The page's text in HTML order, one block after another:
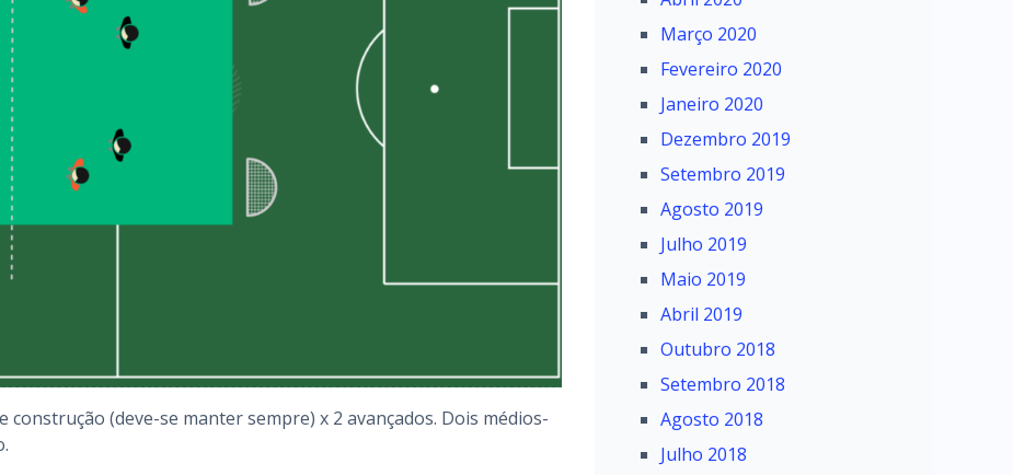
construção (deve-se manter sempre) x 2 avançados. Dois médios-
Março 2020
Fevereiro 2020
Janeiro 2020
Dezembro 2019
Setembro 2019
Agosto 2019
Julho 2019
Maio 2019
Abril 2019
Outubro 2018
Setembro 2018
Agosto 2018
Julho 2018